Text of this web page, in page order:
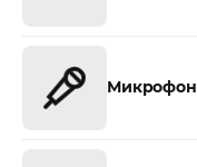
Микрофон